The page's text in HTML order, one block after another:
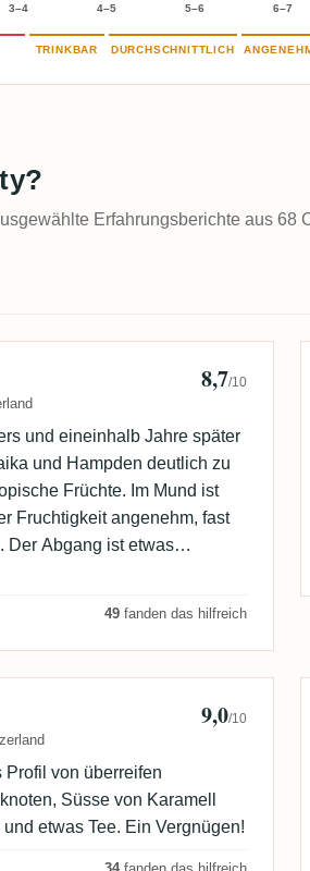
3–4 4–5 5–6 6–7
TRINKBAR DURCHSCHNITTLICH
Erfahrungsberichte aus
8,7/10
und eineinhalb Jahre später
und Hampden deutlich zu
Früchte. Im Mund ist
Fruchtigkeit angenehm, fast
Der Abgang ist etwas
und bitteren Geschmack, der
Reifung vorstellen können...
49 fanden das hilfreich
9,0/10
von überreifen
Süsse von Karamell
etwas Tee. Ein Vergnügen!